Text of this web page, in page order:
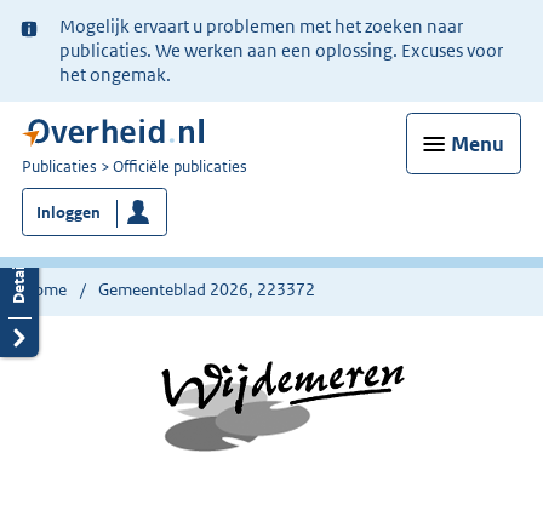
Ter
informatie:
Mogelijk ervaart u problemen met het zoeken naar
publicaties. We werken aan een oplossing. Excuses voor
het ongemak.
Menu
U
bent
nu
hier:
Publicaties Officiële publicaties
Inloggen
Home Gemeenteblad 2026, 223372